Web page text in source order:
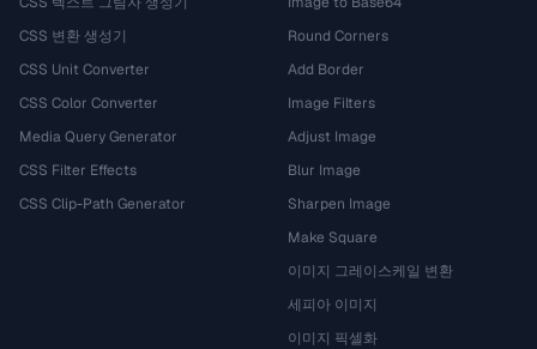
CSS 변환 생성기
CSS Unit Converter
CSS Color Converter
Media Query Generator
CSS Filter Effects
CSS Clip-Path Generator
Round Corners
Add Border
Image Filters
Adjust Image
Blur Image
Sharpen Image
Make Square
이미지 그레이스케일 변환
세피아 이미지
이미지 픽셀화